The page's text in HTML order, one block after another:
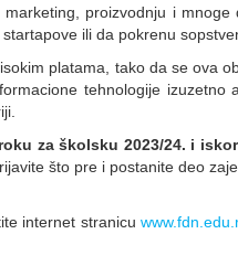
proizvodnju i
ili da pokrenu
platama, tako da se ova
tehnologije izuzetno
za školsku 2023/24. i
što pre i postanite deo
internet stranicu